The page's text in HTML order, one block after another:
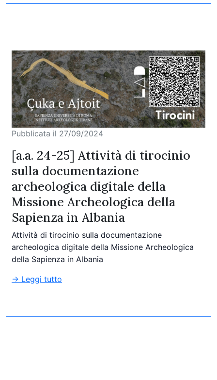
Pubblicata il 27/09/2024
[a.a. 24-25] Attività di tirocinio
sulla documentazione
archeologica digitale della
Missione Archeologica della
Sapienza in Albania
Attività di tirocinio sulla documentazione
archeologica digitale della Missione Archeologica
della Sapienza in Albania
→ Leggi tutto